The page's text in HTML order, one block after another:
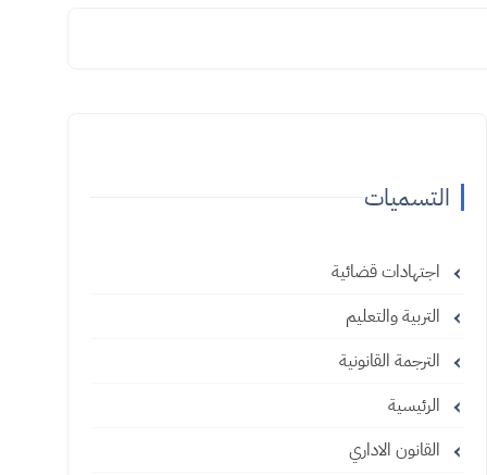
التسميات
اجتهادات قضائية
التربية والتعليم
الترجمة القانونية
الرئيسية
القانون الاداري